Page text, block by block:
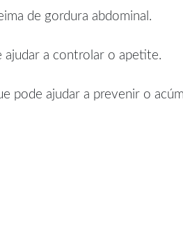
de gordura abdominal.
ajudar a controlar o apetite.
pode ajudar a prevenir o